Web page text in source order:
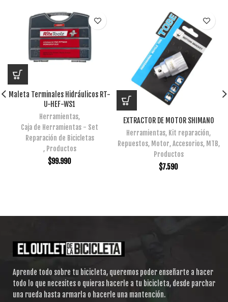
Maleta Terminales Hidráulicos RT-
U-HEF-WS1
Herramientas,
Caja de Herramientas - Set
Reparación de Bicicletas
, Productos
$99.990
EXTRACTOR DE MOTOR SHIMANO
Herramientas, Kit reparación,
Repuestos, Motor,Accesorios, MTB,
Productos
$7.590
Aprende todo sobre tu bicicleta, queremos poder enseñarte a hacer
todo lo que necesites o quieras hacerle a tu bicicleta, desde parchar
una rueda hasta armarla o hacerle una mantención.